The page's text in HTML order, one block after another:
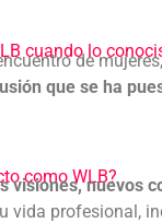
cuando lo
de
que se ha
como WLB?
visiones, nuevos
vida profesional,